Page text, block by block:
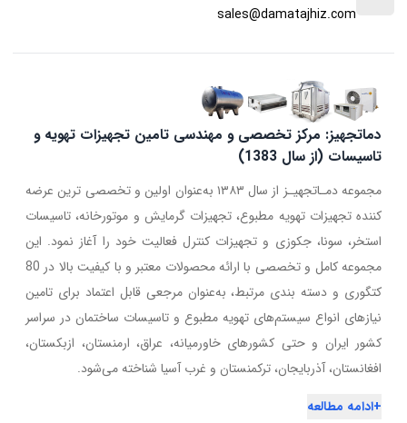
sales@damatajhiz.com
دماتجهیز: مرکز تخصصی و مهندسی تامین تجهیزات تهویه و
تاسیسات (از سال 1383)
مجموعه دمـاتجهیـز از سال ۱۳۸۳ به‌عنوان اولین و تخصصی ترین عرضه
کننده تجهیزات تهویه مطبوع، تجهیزات گرمایش و موتورخانه، تاسیسات
استخر، سونا، جکوزی و تجهیزات کنترل فعالیت خود را آغاز نمود. این
مجموعه کامل و تخصصی با ارائه محصولات معتبر و با کیفیت بالا در 80
کتگوری و دسته بندی مرتبط، به‌عنوان مرجعی قابل اعتماد برای تامین
نیازهای انواع سیستم‌های تهویه مطبوع و تاسیسات ساختمان در سراسر
کشور ایران و حتی کشورهای خاورمیانه، عراق، ارمنستان، ازبکستان،
افغانستان، آذربایجان، ترکمنستان و غرب آسیا شناخته می‌شود.
+ادامه مطالعه